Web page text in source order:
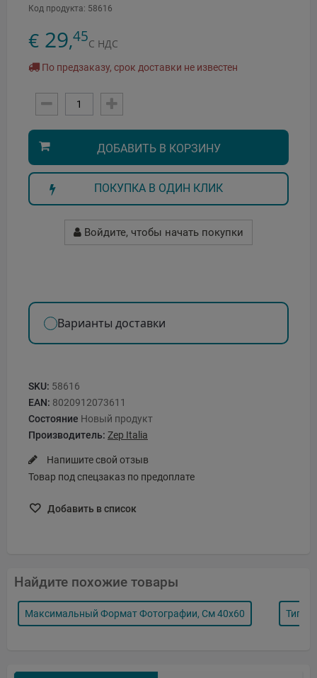
Код продукта: 58616
€ 29,45С НДС
По предзаказу, срок доставки не известен
ДОБАВИТЬ В КОРЗИНУ
ПОКУПКА В ОДИН КЛИК
Войдите, чтобы начать покупки
Варианты доставки
SKU: 58616
EAN: 8020912073611
Состояние Новый продукт
Производитель: Zep Italia
Напишите свой отзыв
Товар под спецзаказ по предоплате
Добавить в список
Найдите похожие товары
Максимальный Формат Фотографии, См 40x60 Тип